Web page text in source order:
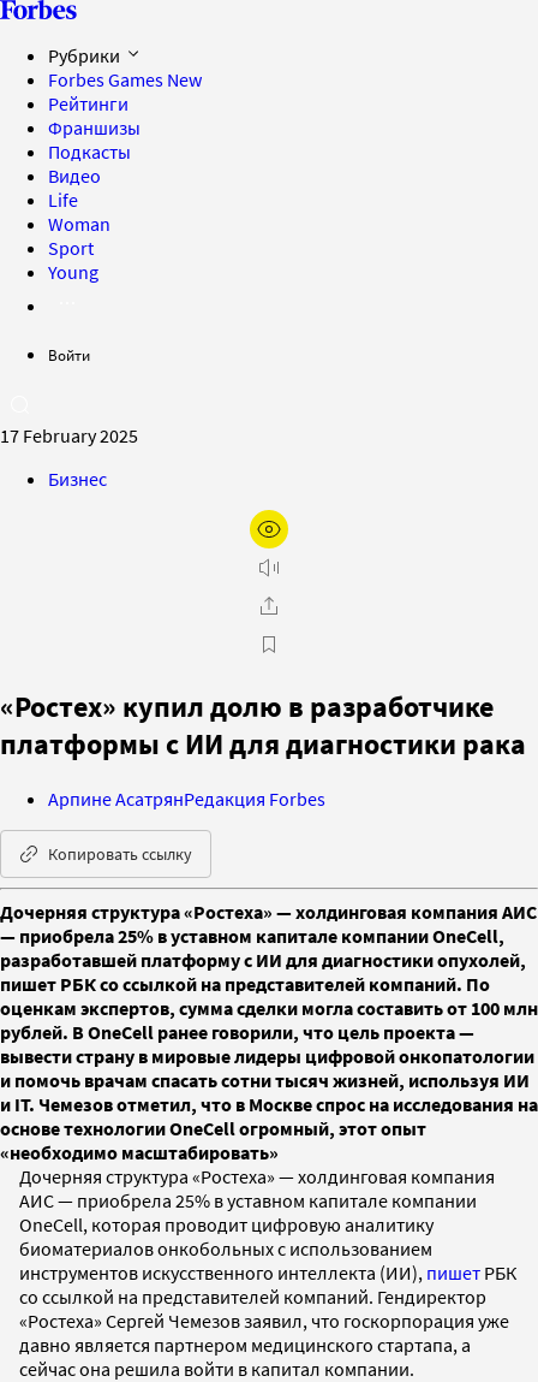
Рубрики
Forbes Games New
Рейтинги
Франшизы
Подкасты
Видео
Life
Woman
Sport
Young
Войти
17 February 2025
Бизнес
«Ростех» купил долю в разработчике
платформы с ИИ для диагностики рака
Арпине АсатрянРедакция Forbes
Копировать ссылку
Дочерняя структура «Ростеха» — холдинговая компания АИС
— приобрела 25% в уставном капитале компании OneCell,
разработавшей платформу с ИИ для диагностики опухолей,
пишет РБК со ссылкой на представителей компаний. По
оценкам экспертов, сумма сделки могла составить от 100 млн
рублей. В OneCell ранее говорили, что цель проекта —
вывести страну в мировые лидеры цифровой онкопатологии
и помочь врачам спасать сотни тысяч жизней, используя ИИ
и IT. Чемезов отметил, что в Москве спрос на исследования на
основе технологии OneCell огромный, этот опыт
«необходимо масштабировать»
Дочерняя структура «Ростеха» — холдинговая компания
АИС — приобрела 25% в уставном капитале компании
OneCell, которая проводит цифровую аналитику
биоматериалов онкобольных с использованием
инструментов искусственного интеллекта (ИИ), пишет РБК
со ссылкой на представителей компаний. Гендиректор
«Ростеха» Сергей Чемезов заявил, что госкорпорация уже
давно является партнером медицинского стартапа, а
сейчас она решила войти в капитал компании.